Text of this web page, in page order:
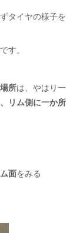
タイヤの様子を
す。
所は、やはり一
リム側に一か所
面をみる